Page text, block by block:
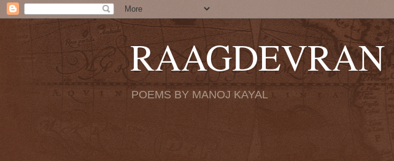
RAAGDEVRAN
POEMS BY MANOJ KAYAL